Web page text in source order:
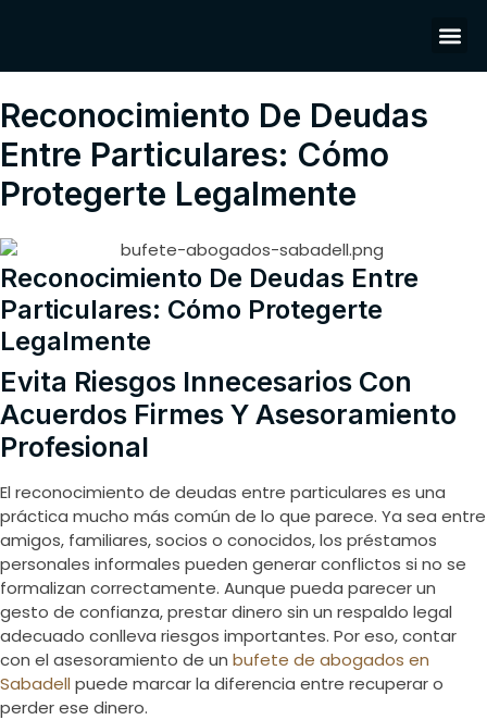
Reconocimiento De Deudas
Entre Particulares: Cómo
Protegerte Legalmente
Reconocimiento De Deudas Entre
Particulares: Cómo Protegerte
Legalmente
Evita Riesgos Innecesarios Con
Acuerdos Firmes Y Asesoramiento
Profesional
El reconocimiento de deudas entre particulares es una
práctica mucho más común de lo que parece. Ya sea entre
amigos, familiares, socios o conocidos, los préstamos
personales informales pueden generar conflictos si no se
formalizan correctamente. Aunque pueda parecer un
gesto de confianza, prestar dinero sin un respaldo legal
adecuado conlleva riesgos importantes. Por eso, contar
con el asesoramiento de un bufete de abogados en
Sabadell puede marcar la diferencia entre recuperar o
perder ese dinero.